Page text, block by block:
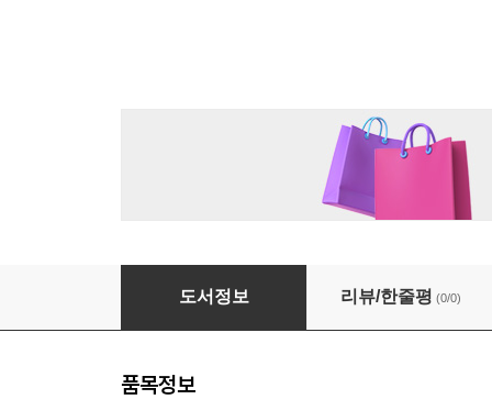
전기 도둑 흡혈귀와 탐정 저스틴
도서정보 리뷰/한줄평 (0/0)
품목정보